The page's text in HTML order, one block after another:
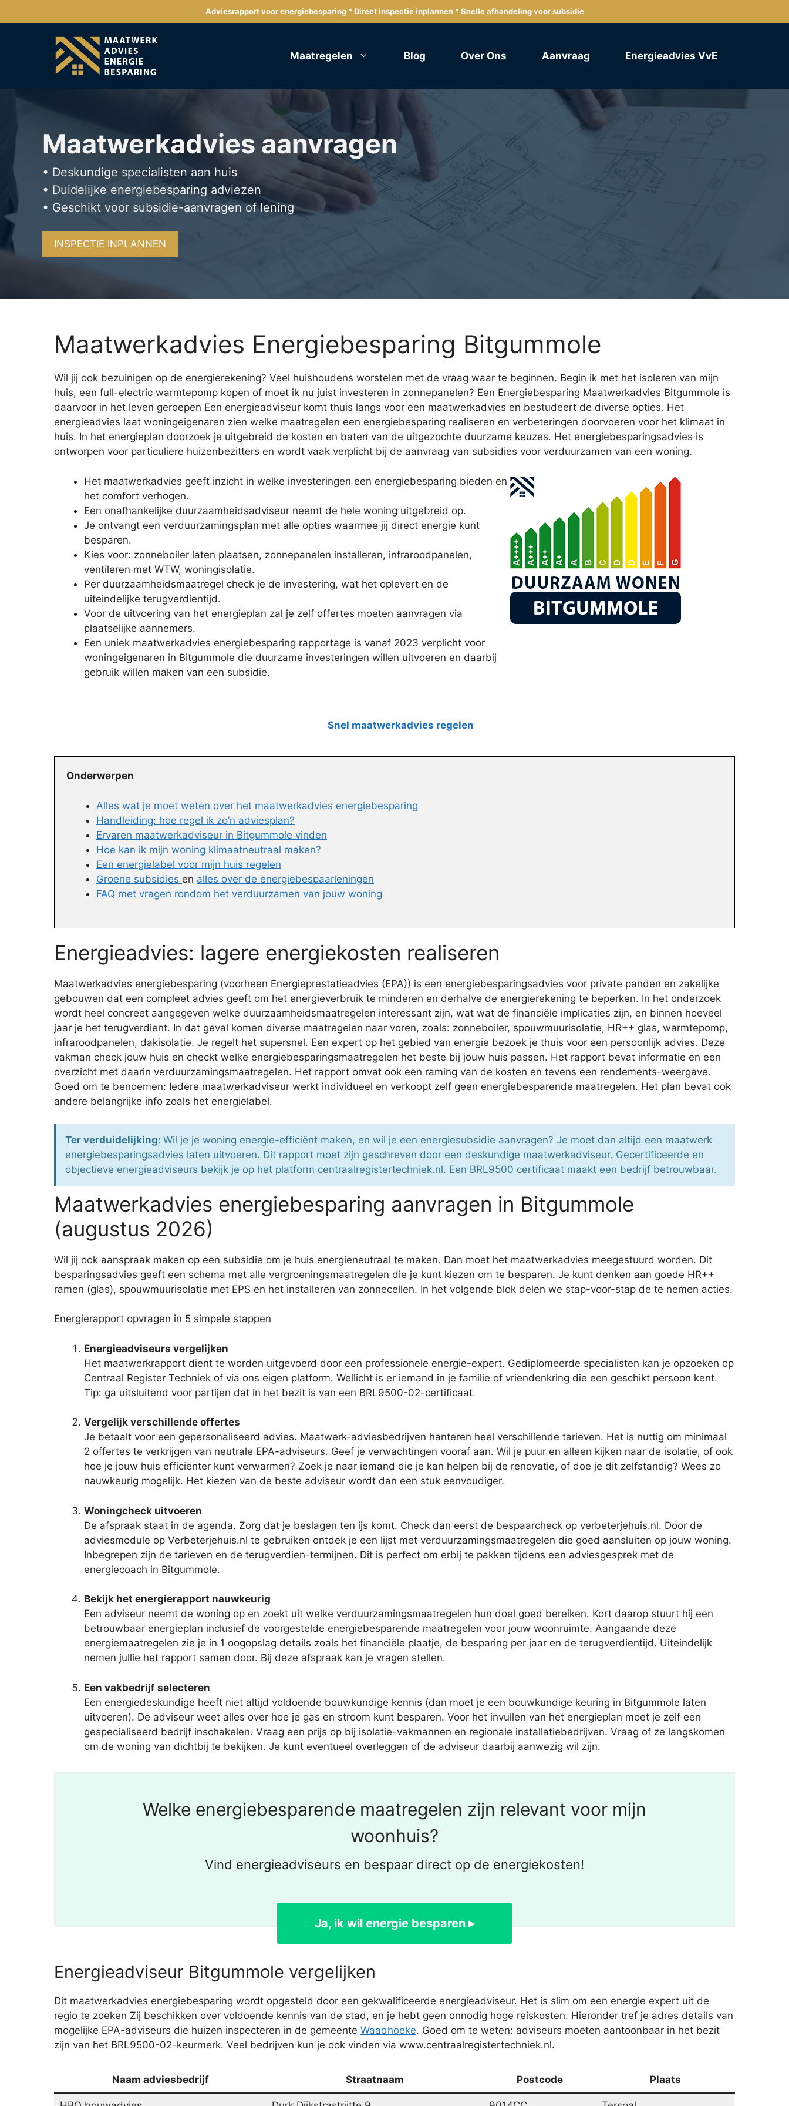
naar
Adviesrapport voor energiebesparing * Direct inspectie inplannen * Snelle afhandeling voor subsidie
Maatregelen Blog Over Ons Aanvraag Energieadvies VvE
Maatwerkadvies aanvragen
• Deskundige specialisten aan huis
• Duidelijke energiebesparing adviezen
• Geschikt voor subsidie-aanvragen of lening
INSPECTIE INPLANNEN
Maatwerkadvies Energiebesparing Bitgummole
Wil jij ook bezuinigen op de energierekening? Veel huishoudens worstelen met de vraag waar te beginnen. Begin ik met het isoleren van mijn
huis, een full-electric warmtepomp kopen of moet ik nu juist investeren in zonnepanelen? Een Energiebesparing Maatwerkadvies Bitgummole is
daarvoor in het leven geroepen Een energieadviseur komt thuis langs voor een maatwerkadvies en bestudeert de diverse opties. Het
energieadvies laat woningeigenaren zien welke maatregelen een energiebesparing realiseren en verbeteringen doorvoeren voor het klimaat in
huis. In het energieplan doorzoek je uitgebreid de kosten en baten van de uitgezochte duurzame keuzes. Het energiebesparingsadvies is
ontworpen voor particuliere huizenbezitters en wordt vaak verplicht bij de aanvraag van subsidies voor verduurzamen van een woning.
Het maatwerkadvies geeft inzicht in welke investeringen een energiebesparing bieden en
het comfort verhogen.
Een onafhankelijke duurzaamheidsadviseur neemt de hele woning uitgebreid op.
Je ontvangt een verduurzamingsplan met alle opties waarmee jij direct energie kunt
besparen.
Kies voor: zonneboiler laten plaatsen, zonnepanelen installeren, infraroodpanelen,
ventileren met WTW, woningisolatie.
Per duurzaamheidsmaatregel check je de investering, wat het oplevert en de
uiteindelijke terugverdientijd.
Voor de uitvoering van het energieplan zal je zelf offertes moeten aanvragen via
plaatselijke aannemers.
Een uniek maatwerkadvies energiebesparing rapportage is vanaf 2023 verplicht voor
woningeigenaren in Bitgummole die duurzame investeringen willen uitvoeren en daarbij
gebruik willen maken van een subsidie.
Snel maatwerkadvies regelen
Onderwerpen
Alles wat je moet weten over het maatwerkadvies energiebesparing
Handleiding: hoe regel ik zo’n adviesplan?
Ervaren maatwerkadviseur in Bitgummole vinden
Hoe kan ik mijn woning klimaatneutraal maken?
Een energielabel voor mijn huis regelen
Groene subsidies en alles over de energiebespaarleningen
FAQ met vragen rondom het verduurzamen van jouw woning
Energieadvies: lagere energiekosten realiseren
Maatwerkadvies energiebesparing (voorheen Energieprestatieadvies (EPA)) is een energiebesparingsadvies voor private panden en zakelijke
gebouwen dat een compleet advies geeft om het energieverbruik te minderen en derhalve de energierekening te beperken. In het onderzoek
wordt heel concreet aangegeven welke duurzaamheidsmaatregelen interessant zijn, wat wat de financiële implicaties zijn, en binnen hoeveel
jaar je het terugverdient. In dat geval komen diverse maatregelen naar voren, zoals: zonneboiler, spouwmuurisolatie, HR++ glas, warmtepomp,
infraroodpanelen, dakisolatie. Je regelt het supersnel. Een expert op het gebied van energie bezoek je thuis voor een persoonlijk advies. Deze
vakman check jouw huis en checkt welke energiebesparingsmaatregelen het beste bij jouw huis passen. Het rapport bevat informatie en een
overzicht met daarin verduurzamingsmaatregelen. Het rapport omvat ook een raming van de kosten en tevens een rendements-weergave.
Goed om te benoemen: Iedere maatwerkadviseur werkt individueel en verkoopt zelf geen energiebesparende maatregelen. Het plan bevat ook
andere belangrijke info zoals het energielabel.
Ter verduidelijking: Wil je je woning energie-efficiënt maken, en wil je een energiesubsidie aanvragen? Je moet dan altijd een maatwerk
energiebesparingsadvies laten uitvoeren. Dit rapport moet zijn geschreven door een deskundige maatwerkadviseur. Gecertificeerde en
objectieve energieadviseurs bekijk je op het platform centraalregistertechniek.nl. Een BRL9500 certificaat maakt een bedrijf betrouwbaar.
Maatwerkadvies energiebesparing aanvragen in Bitgummole
(augustus 2026)
Wil jij ook aanspraak maken op een subsidie om je huis energieneutraal te maken. Dan moet het maatwerkadvies meegestuurd worden. Dit
besparingsadvies geeft een schema met alle vergroeningsmaatregelen die je kunt kiezen om te besparen. Je kunt denken aan goede HR++
ramen (glas), spouwmuurisolatie met EPS en het installeren van zonnecellen. In het volgende blok delen we stap-voor-stap de te nemen acties.
Energierapport opvragen in 5 simpele stappen
Energieadviseurs vergelijken
Het maatwerkrapport dient te worden uitgevoerd door een professionele energie-expert. Gediplomeerde specialisten kan je opzoeken op
Centraal Register Techniek of via ons eigen platform. Wellicht is er iemand in je familie of vriendenkring die een geschikt persoon kent.
Tip: ga uitsluitend voor partijen dat in het bezit is van een BRL9500-02-certificaat.
Vergelijk verschillende offertes
Je betaalt voor een gepersonaliseerd advies. Maatwerk-adviesbedrijven hanteren heel verschillende tarieven. Het is nuttig om minimaal
2 offertes te verkrijgen van neutrale EPA-adviseurs. Geef je verwachtingen vooraf aan. Wil je puur en alleen kijken naar de isolatie, of ook
hoe je jouw huis efficiënter kunt verwarmen? Zoek je naar iemand die je kan helpen bij de renovatie, of doe je dit zelfstandig? Wees zo
nauwkeurig mogelijk. Het kiezen van de beste adviseur wordt dan een stuk eenvoudiger.
Woningcheck uitvoeren
De afspraak staat in de agenda. Zorg dat je beslagen ten ijs komt. Check dan eerst de bespaarcheck op verbeterjehuis.nl. Door de
adviesmodule op Verbeterjehuis.nl te gebruiken ontdek je een lijst met verduurzamingsmaatregelen die goed aansluiten op jouw woning.
Inbegrepen zijn de tarieven en de terugverdien-termijnen. Dit is perfect om erbij te pakken tijdens een adviesgesprek met de
energiecoach in Bitgummole.
Bekijk het energierapport nauwkeurig
Een adviseur neemt de woning op en zoekt uit welke verduurzamingsmaatregelen hun doel goed bereiken. Kort daarop stuurt hij een
betrouwbaar energieplan inclusief de voorgestelde energiebesparende maatregelen voor jouw woonruimte. Aangaande deze
energiemaatregelen zie je in 1 oogopslag details zoals het financiële plaatje, de besparing per jaar en de terugverdientijd. Uiteindelijk
nemen jullie het rapport samen door. Bij deze afspraak kan je vragen stellen.
Een vakbedrijf selecteren
Een energiedeskundige heeft niet altijd voldoende bouwkundige kennis (dan moet je een bouwkundige keuring in Bitgummole laten
uitvoeren). De adviseur weet alles over hoe je gas en stroom kunt besparen. Voor het invullen van het energieplan moet je zelf een
gespecialiseerd bedrijf inschakelen. Vraag een prijs op bij isolatie-vakmannen en regionale installatiebedrijven. Vraag of ze langskomen
om de woning van dichtbij te bekijken. Je kunt eventueel overleggen of de adviseur daarbij aanwezig wil zijn.
Welke energiebesparende maatregelen zijn relevant voor mijn
woonhuis?
Vind energieadviseurs en bespaar direct op de energiekosten!
Ja, ik wil energie besparen ▸
Energieadviseur Bitgummole vergelijken
Dit maatwerkadvies energiebesparing wordt opgesteld door een gekwalificeerde energieadviseur. Het is slim om een energie expert uit de
regio te zoeken Zij beschikken over voldoende kennis van de stad, en je hebt geen onnodig hoge reiskosten. Hieronder tref je adres details van
mogelijke EPA-adviseurs die huizen inspecteren in de gemeente Waadhoeke. Goed om te weten: adviseurs moeten aantoonbaar in het bezit
zijn van het BRL9500-02-keurmerk. Veel bedrijven kun je ook vinden via www.centraalregistertechniek.nl.
Naam adviesbedrijf Straatnaam Postcode Plaats